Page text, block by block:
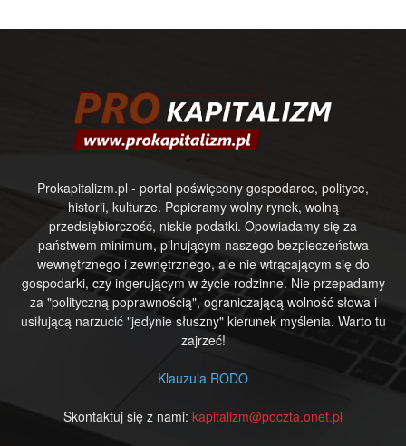
Prokapitalizm.pl - portal poświęcony gospodarce, polityce,
historii, kulturze. Popieramy wolny rynek, wolną
przedsiębiorczość, niskie podatki. Opowiadamy się za
państwem minimum, pilnującym naszego bezpieczeństwa
wewnętrznego i zewnętrznego, ale nie wtrącającym się do
gospodarki, czy ingerującym w życie rodzinne. Nie przepadamy
za "polityczną poprawnością", ograniczającą wolność słowa i
usiłującą narzucić "jedynie słuszny" kierunek myślenia. Warto tu
zajrzeć!
Klauzula RODO
Skontaktuj się z nami: kapitalizm@poczta.onet.pl